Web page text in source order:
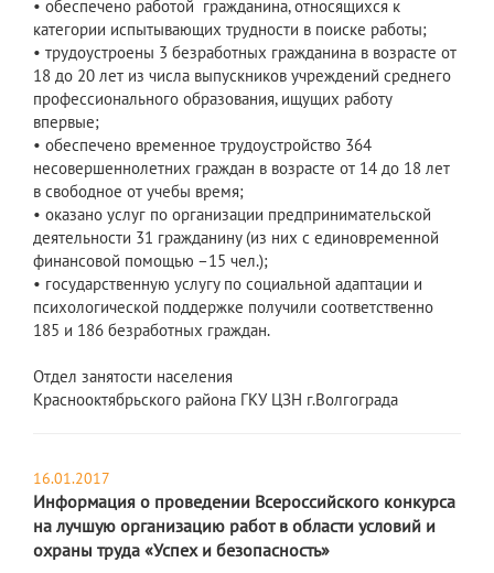
• обеспечено работой гражданина, относящихся к
категории испытывающих трудности в поиске работы;
• трудоустроены 3 безработных гражданина в возрасте от
18 до 20 лет из числа выпускников учреждений среднего
профессионального образования, ищущих работу
впервые;
• обеспечено временное трудоустройство 364
несовершеннолетних граждан в возрасте от 14 до 18 лет
в свободное от учебы время;
• оказано услуг по организации предпринимательской
деятельности 31 гражданину (из них с единовременной
финансовой помощью –15 чел.);
• государственную услугу по социальной адаптации и
психологической поддержке получили соответственно
185 и 186 безработных граждан.
Отдел занятости населения
Краснооктябрьского района ГКУ ЦЗН г.Волгограда
16.01.2017
Информация о проведении Всероссийского конкурса
на лучшую организацию работ в области условий и
охраны труда «Успех и безопасность»